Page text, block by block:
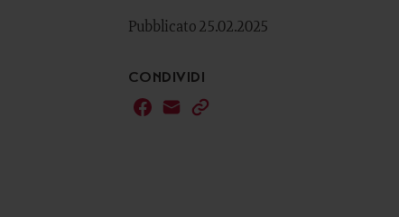
Pubblicato 25.02.2025
CONDIVIDI